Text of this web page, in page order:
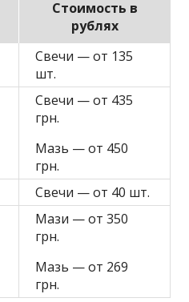
Стоимость в
рублях
Свечи — от 135
шт.
Свечи — от 435
грн.
Мазь — от 450
грн.
Свечи — от 40 шт.
Мази — от 350
грн.
Мазь — от 269
грн.